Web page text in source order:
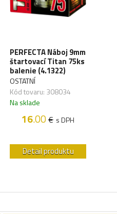
PERFECTA Náboj 9mm
štartovací Titan 75ks
balenie (4.1322)
OSTATNÍ
Kód tovaru: 308034
Na sklade
16.00€ s DPH
Detail produktu